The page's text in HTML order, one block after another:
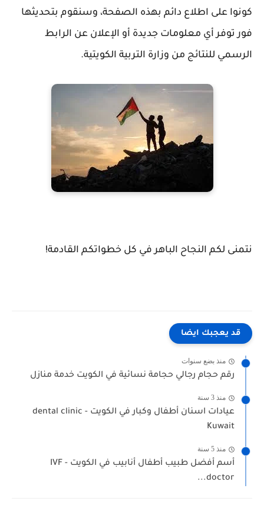
كونوا على اطلاع دائم بهذه الصفحة، وسنقوم بتحديثها
فور توفر أي معلومات جديدة أو الإعلان عن الرابط
الرسمي للنتائج من وزارة التربية الكويتية.
نتمنى لكم النجاح الباهر في كل خطواتكم القادمة!
قد يعجبك ايضا
منذ بضع سنوات
رقم حجام رجالي حجامة نسائية في الكويت خدمة منازل
منذ 3 سنة
عيادات اسنان أطفال وكبار في الكويت - dental clinic
Kuwait
منذ 5 سنة
أسم أفضل طبيب أطفال أنابيب في الكويت - IVF
doctor...